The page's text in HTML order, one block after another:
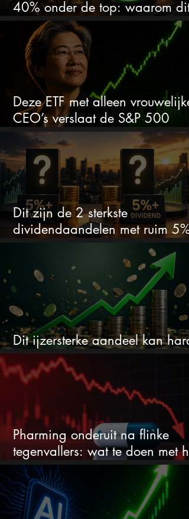
40% onder de top: waarom dit
aandeel weer interessant wordt
Deze ETF met alleen vrouwelijke
CEO’s verslaat de S&P 500
keihard
Dit zijn de 2 sterkste
dividendaandelen met ruim 5%
Dit ijzersterke aandeel kan hard
stijgen maar bijna niemand kijkt
Pharming onderuit na flinke
tegenvallers: wat te doen met
aandeel?